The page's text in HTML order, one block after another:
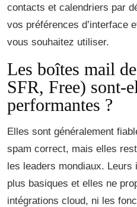
contacts et calendriers par
vos préférences d’interface
vous souhaitez utiliser.
Les boîtes mail
SFR, Free) sont-
performantes ?
Elles sont généralement
spam correct, mais elles
les leaders mondiaux.
plus basiques et elles ne
intégrations cloud, ni les